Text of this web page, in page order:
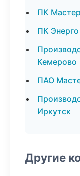
ПК
ПК
Кемерово
ПАО
Иркутск
Другие